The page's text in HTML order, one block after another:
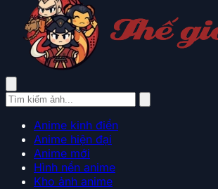
Anime kinh điển
Anime hiện đại
Anime mới
Hình nền anime
Kho ảnh anime